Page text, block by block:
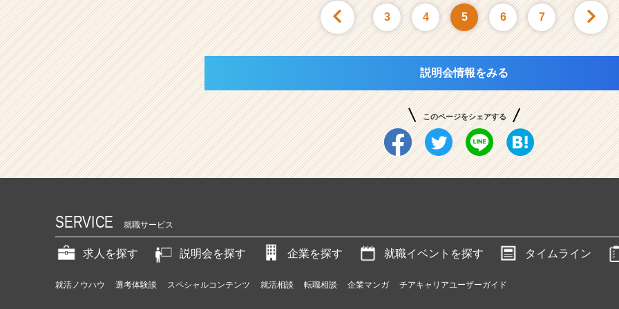
3 4 5 6 7
説明会情報をみる
このページをシェアする
SERVICE 就職サービス
求人を探す 説明会を探す 企業を探す 就職イベントを探す タイムライン
就活ノウハウ 選考体験談 スペシャルコンテンツ 就活相談 転職相談 企業マンガ チアキャリアユーザーガイド